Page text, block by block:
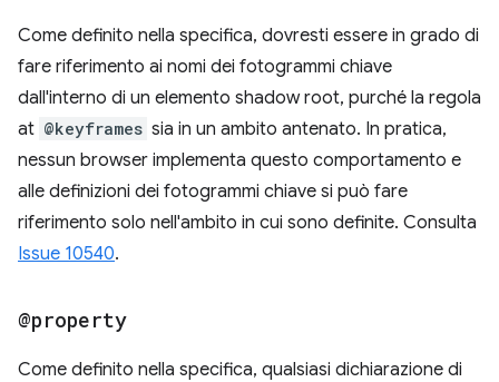
Come definito nella specifica, dovresti essere in grado di
fare riferimento ai nomi dei fotogrammi chiave
dall'interno di un elemento shadow root, purché la regola
at @keyframes sia in un ambito antenato. In pratica,
nessun browser implementa questo comportamento e
alle definizioni dei fotogrammi chiave si può fare
riferimento solo nell'ambito in cui sono definite. Consulta
Issue 10540.
@property
Come definito nella specifica, qualsiasi dichiarazione di